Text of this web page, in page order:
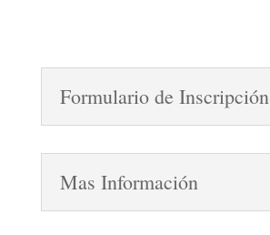
Formulario de Inscripción
Mas Información